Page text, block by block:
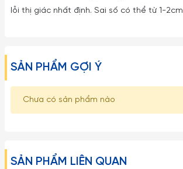
lỗi thị giác nhất định. Sai số có thể từ 1-2cm
SẢN PHẨM GỢI Ý
Chưa có sản phẩm nào
SẢN PHẨM LIÊN QUAN